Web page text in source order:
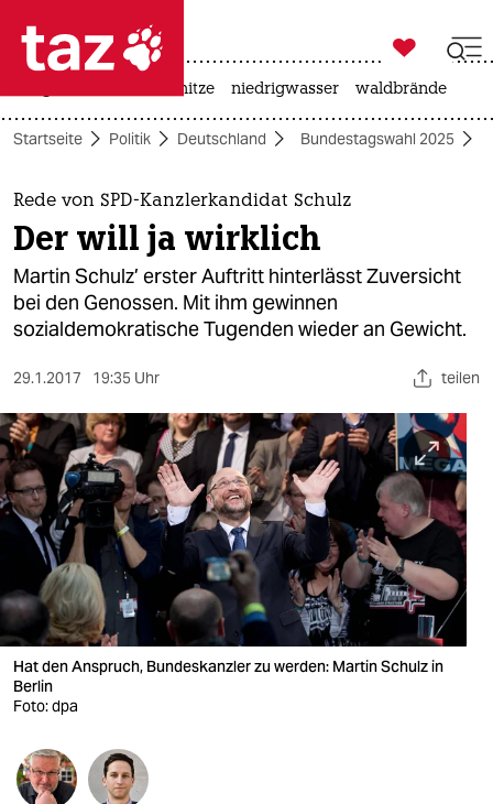
 taz zahl ich
taz zahl ich
themen
politik
öko
sport
berlin
nord
wahrheit
verlag
verlag
shop

taz zahl ich
hitze niedrigwasser waldbrände
Startseite Politik Deutschland Bundestagswahl 2025
Rede von SPD-Kanzlerkandidat Schulz
Der will ja wirklich
Martin Schulz’ erster Auftritt hinterlässt Zuversicht
bei den Genossen. Mit ihm gewinnen
sozialdemokratische Tugenden wieder an Gewicht.
29.1.2017 19:35 Uhr teilen
Hat den Anspruch, Bundeskanzler zu werden: Martin Schulz in
Berlin
Foto: dpa